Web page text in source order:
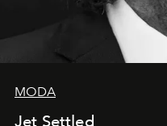
MODA
Jet Settled